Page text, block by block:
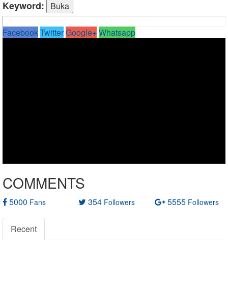
Keyword:
FacebookTwitterGoogle+Whatsapp
COMMENTS
5000 Fans 354 Followers 5555 Followers
Recent